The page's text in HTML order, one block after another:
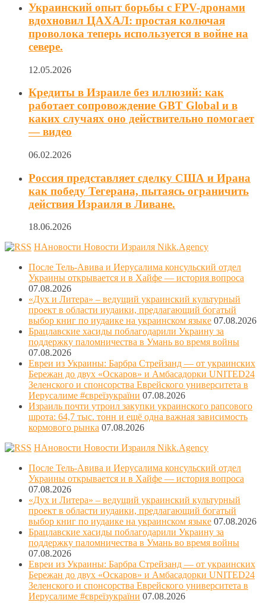
Украинский опыт борьбы с FPV-дронами
вдохновил ЦАХАЛ: простая колючая
проволока теперь используется в войне на
севере.
12.05.2026
Кредиты в Израиле без иллюзий: как
работает сопровождение GBT Global и в
каких случаях оно действительно помогает
— видео
06.02.2026
Россия представляет сделку США и Ирана
как победу Тегерана, пытаясь ограничить
действия Израиля в Ливане.
18.06.2026
НАновости Новости Израиля Nikk.Agency
После Тель-Авива и Иерусалима консульский отдел
Украины открывается и в Хайфе — история вопроса
07.08.2026
«Дух и Литера» – ведущий украинский культурный
проект в области иудаики, предлагающий богатый
выбор книг по иудаике на украинском языке 07.08.2026
Брацлавские хасиды поблагодарили Украину за
поддержку паломничества в Умань во время войны
07.08.2026
Евреи из Украины: Барбра Стрейзанд — от украинских
Бережан до двух «Оскаров» и Амбасадорки UNITED24
Зеленского и спонсорства Еврейского университета в
Иерусалиме #євреїзукраїни 07.08.2026
Израиль почти утроил закупки украинского рапсового
шрота: 64,7 тыс. тонн и ещё одна важная зависимость
кормового рынка 07.08.2026
НАновости Новости Израиля Nikk.Agency
После Тель-Авива и Иерусалима консульский отдел
Украины открывается и в Хайфе — история вопроса
07.08.2026
«Дух и Литера» – ведущий украинский культурный
проект в области иудаики, предлагающий богатый
выбор книг по иудаике на украинском языке 07.08.2026
Брацлавские хасиды поблагодарили Украину за
поддержку паломничества в Умань во время войны
07.08.2026
Евреи из Украины: Барбра Стрейзанд — от украинских
Бережан до двух «Оскаров» и Амбасадорки UNITED24
Зеленского и спонсорства Еврейского университета в
Иерусалиме #євреїзукраїни 07.08.2026